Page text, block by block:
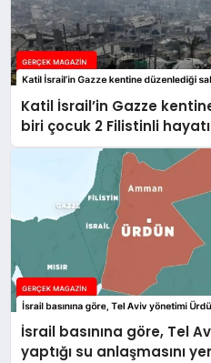
Katil İsrail’in Gazze
biri çocuk 2 Filistinli
İsrail basınına göre, Tel
yaptığı su anlaşmasını